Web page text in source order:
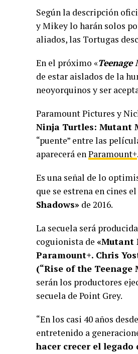
Según la descripción
y Mikey lo harán solos
aliados, las Tortugas
En el próximo «
de estar aislados de la
neoyorquinos y ser
Paramount Pictures y
Ninja Turtles: Mutant
“puente” entre las
aparecerá enParamount+.
Es una señal de lo
que se estrena en cines
Shadows» de 2016.
La secuela será
coguionista de «Mutant
Paramount+. Chris
(“Rise of the
serán los productores
secuela de Point Grey.
“En los casi 40 años
entretenido a
hacer crecer el legado